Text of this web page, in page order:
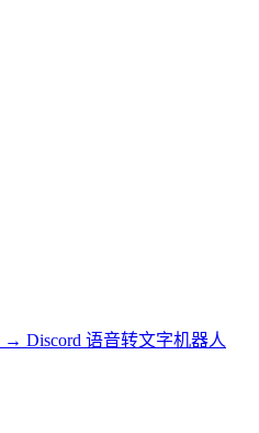
→ Discord 语音转文字机器人